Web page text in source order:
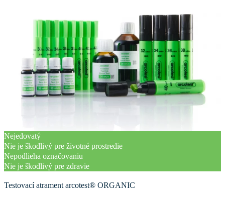
Nejedovatý
Nie je škodlivý pre životné prostredie
Nepodlieha označovaniu
Nie je škodlivý pre zdravie
Testovací atrament arcotest® ORGANIC